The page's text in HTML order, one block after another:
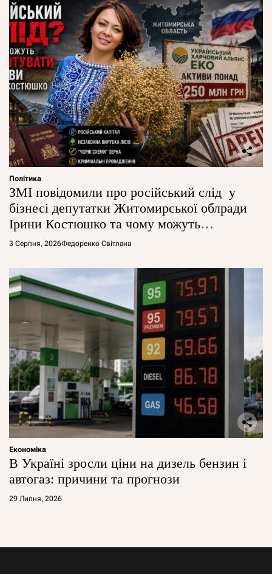
Політика
ЗМІ повідомили про російський слід у
бізнесі депутатки Житомирської облради
Ірини Костюшко та чому можуть
арештувати її активи
3 Серпня, 2026Федоренко Світлана
Економіка
В Україні зросли ціни на дизель бензин і
автогаз: причини та прогнози
29 Липня, 2026